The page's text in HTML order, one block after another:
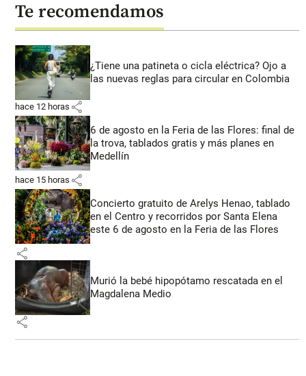
Te recomendamos
¿Tiene una patineta o cicla eléctrica? Ojo a
las nuevas reglas para circular en Colombia
hace 12 horas share
6 de agosto en la Feria de las Flores: final de
la trova, tablados gratis y más planes en
Medellín
hace 15 horas share
Concierto gratuito de Arelys Henao, tablado
en el Centro y recorridos por Santa Elena
este 6 de agosto en la Feria de las Flores
share
Murió la bebé hipopótamo rescatada en el
Magdalena Medio
share